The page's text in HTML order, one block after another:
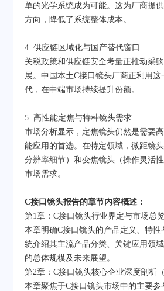
单的光学系统成为可能。这为厂商提
方向，降低了系统整体成本。
4. 供应链区域化与国产替代窗口
关税政策和供应链安全考量正推动采
展。中国本土C接口镜头厂商正利用
代，在中端市场持续提升份额。
5. 高性能定焦与特种镜头需求
市场分析显示，定焦镜头仍然是需要
能应用的首选。在特定领域，微距镜
分辨率细节）和变焦镜头（操作灵活
市场需求。
C接口镜头报告的章节内容概述：
第1章：C接口镜头行业界定与市场总
本章明确C接口镜头的产品定义、特
统介绍其主流产品分类、关键应用领
的总体规模及未来展望。
第2章：C接口镜头核心企业深度剖析（
本章聚焦于C接口镜头市场中的主要